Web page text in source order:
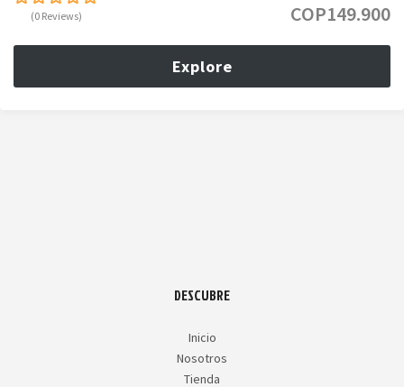
COP149.900
(0 Reviews)
Explore
DESCUBRE
Inicio
Nosotros
Tienda